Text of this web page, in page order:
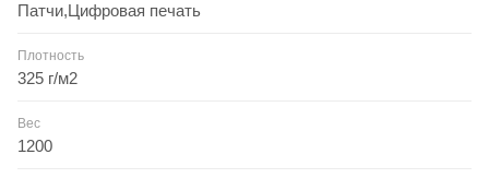
Патчи,Цифровая печать
Плотность
325 г/м2
Вес
1200